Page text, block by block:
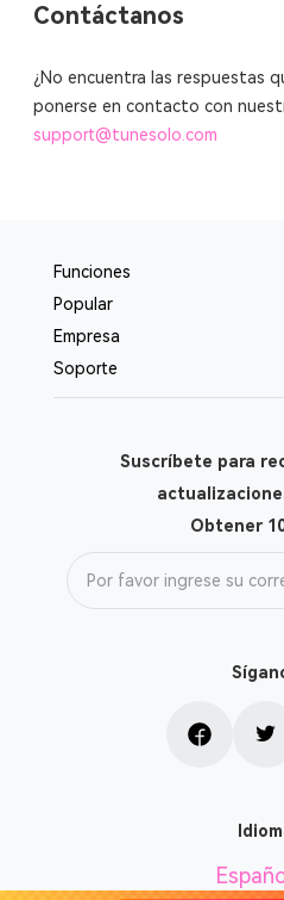
Contáctanos
¿No encuentra las respuestas
ponerse en contacto con
support@tunesolo.com
Funciones
Popular
Empresa
Soporte
Suscríbete para
Obtener